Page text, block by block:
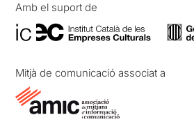
Amb el suport de
Mitjà de comunicació associat a